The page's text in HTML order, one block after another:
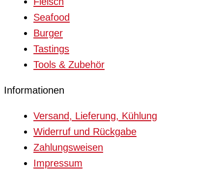
Seafood
Burger
Tastings
Tools & Zubehör
Informationen
Versand, Lieferung, Kühlung
Widerruf und Rückgabe
Zahlungsweisen
Impressum